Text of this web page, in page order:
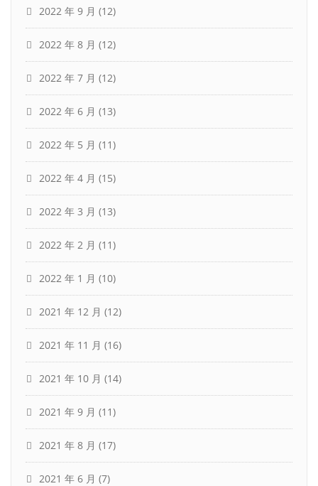
2022 年 9 月 (12)
2022 年 8 月 (12)
2022 年 7 月 (12)
2022 年 6 月 (13)
2022 年 5 月 (11)
2022 年 4 月 (15)
2022 年 3 月 (13)
2022 年 2 月 (11)
2022 年 1 月 (10)
2021 年 12 月 (12)
2021 年 11 月 (16)
2021 年 10 月 (14)
2021 年 9 月 (11)
2021 年 8 月 (17)
2021 年 6 月 (7)